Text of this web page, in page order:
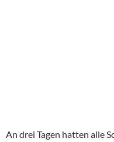
An drei Tagen hatten alle